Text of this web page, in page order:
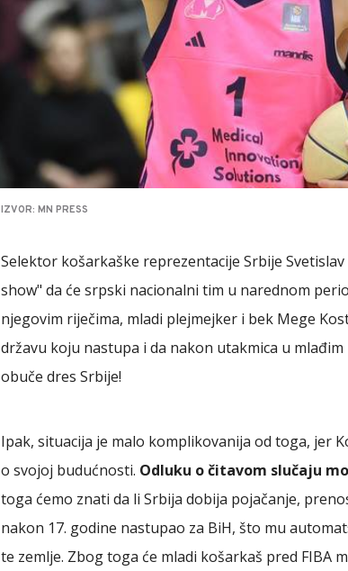
IZVOR: MN PRESS
Selektor košarkaške reprezentacije Srbije
show" da će srpski nacionalni tim u narednom
njegovim riječima, mladi plejmejker i bek Mege
državu koju nastupa i da nakon utakmica u
obuče dres Srbije!
Ipak, situacija je malo komplikovanija od toga, jer
o svojoj budućnosti. Odluku o čitavom slučaju
toga ćemo znati da li Srbija dobija pojačanje,
nakon 17. godine nastupao za BiH, što mu
te zemlje. Zbog toga će mladi košarkaš pred FIBA